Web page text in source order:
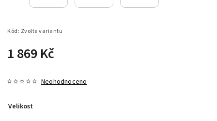
Kód: Zvolte variantu
1 869 Kč
Neohodnoceno
Velikost